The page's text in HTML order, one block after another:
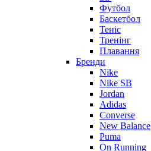
Футбол
Баскетбол
Теніс
Тренінг
Плавання
Бренди
Nike
Nike SB
Jordan
Adidas
Converse
New Balance
Puma
On Running